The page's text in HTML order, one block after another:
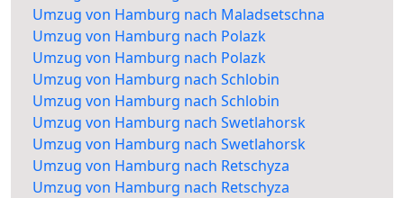
Umzug von Hamburg nach Maladsetschna
Umzug von Hamburg nach Polazk
Umzug von Hamburg nach Polazk
Umzug von Hamburg nach Schlobin
Umzug von Hamburg nach Schlobin
Umzug von Hamburg nach Swetlahorsk
Umzug von Hamburg nach Swetlahorsk
Umzug von Hamburg nach Retschyza
Umzug von Hamburg nach Retschyza